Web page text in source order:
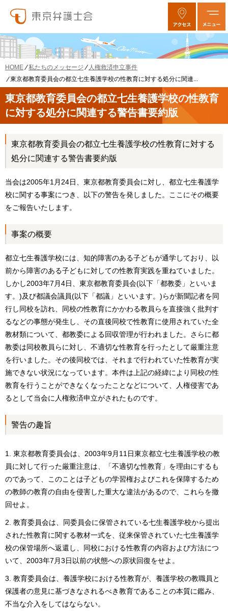
HOME 私たちのメッセージ
人権救済申立事件
東京都教育委員会の都立七生養護学校の性教育に対する処分に関連...
東京都教育委員会の都立七生養護学校の性教育
に対する処分に関連する警告書要約版
東京都教育委員会の都立七生養護学校の性教育に対する
処分に関連する警告書要約版
当会は2005年1月24日、東京都教育委員会に対し、都立七生養護学
校に関する事案につき、以下の警告を発しました。ここにその概要
をご報告いたします。
事案の概要
都立七生養護学校には、知的障害のある子どもが通学しており、以
前から障害のある子どもに対しての性教育実践を重ねていました。
しかし2003年7月4日、東京都教育委員会(以下「都教委」といいま
す。)及び都議会議員(以下「都議」といいます。)らが新聞記者を同
行し同校を訪れ、同校の性教育にかかわる教員らを直接強く批判す
るなどの事態が発生し、その直後同校で性教育に使用されていた全
教材類について、都教委による回収管理が行われました。さらに都
教委は同校教員らに対し、不適切な性教育を行ったとして厳重注意
を行いました。その後同校では、それまで行われていた性教育が実
施できない状況になっています。本件は上記の経緯により同校の性
教育を行うことができなくなったことなどについて、人権侵害であ
るとして当会に人権救済申立がされたものです。
警告の趣旨
東京都教育委員会は、2003年9月11日東京都立七生養護学校の教
員に対して行った厳重注意は、「不適切な性教育」を理由にするも
のであって、このことは子どもの学習権およびこれを保障するため
の教師の教育の自由を侵害した重大な違法があるので、これらを撤
回せよ。
教育委員会は、同委員会に保管されている七生養護学校から提出
された性教育に関する教材一式を、従来保管されていた七生養護学
校の保管場所へ返還し、同校における性教育の内容および方法につ
いて、2003年7月3日以前の状態への原状回復をせよ。
教育委員会は、養護学校における性教育が、養護学校の教職員と
保護者の意見に基づきなされるべき教育であることの本質に鑑み、
不当な介入をしてはならない。